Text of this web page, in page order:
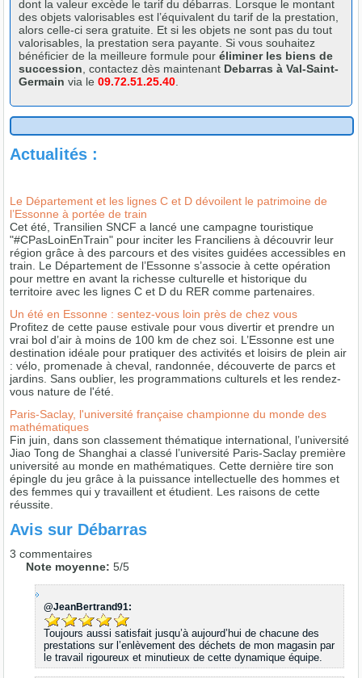
dont la valeur excède le tarif du débarras. Lorsque le montant
des objets valorisables est l’équivalent du tarif de la prestation,
alors celle-ci sera gratuite. Et si les objets ne sont pas du tout
valorisables, la prestation sera payante. Si vous souhaitez
bénéficier de la meilleure formule pouréliminer les biens de
succession , contactez dès maintenant Debarras à Val-Saint-
Germainvia le09.72.51.25.40
Actualités :
Le Département et les lignes C et D dévoilent le patrimoine de
l’Essonne à portée de train
Cet été, Transilien SNCF a lancé une campagne touristique
"#CPasLoinEnTrain" pour inciter les Franciliens à découvrir leur
région grâce à des parcours et des visites guidées accessibles en
train. Le Département de l’Essonne s’associe à cette opération
pour mettre en avant la richesse culturelle et historique du
territoire avec les lignes C et D du RER comme partenaires.
Un été en Essonne : sentez-vous loin près de chez vous
Profitez de cette pause estivale pour vous divertir et prendre un
vrai bol d’air à moins de 100 km de chez soi. L’Essonne est une
destination idéale pour pratiquer des activités et loisirs de plein air
: vélo, promenade à cheval, randonnée, découverte de parcs et
jardins. Sans oublier, les programmations culturels et les rendez-
vous nature de l'été.
Paris-Saclay, l'université française championne du monde des
mathématiques
Fin juin, dans son classement thématique international, l’université
Jiao Tong de Shanghai a classé l’université Paris-Saclay première
université au monde en mathématiques. Cette dernière tire son
épingle du jeu grâce à la puissance intellectuelle des hommes et
des femmes qui y travaillent et étudient. Les raisons de cette
réussite.
Avis sur Débarras
3 commentaires
Note moyenne:5/5
@JeanBertrand91:
Toujours aussi satisfait jusqu’à aujourd’hui de chacune des
prestations sur l’enlèvement des déchets de mon magasin par
le travail rigoureux et minutieux de cette dynamique équipe.